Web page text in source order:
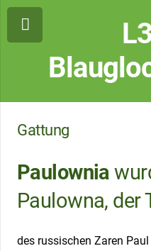
Gattung
Paulownia
Paulowna, der
des russischen Zaren